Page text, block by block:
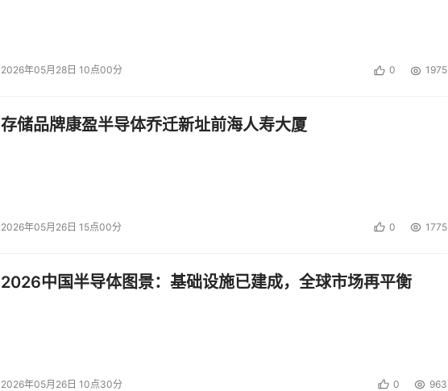
2026年05月28日 10点00分 0 1975
存储品牌康盈半导体乔迁新址前海人寿大厦
2026年05月26日 15点00分 0 1775
2026中国半导体图景：基础设施已建成，全球市场再平衡
2026年05月26日 10点30分 0 963